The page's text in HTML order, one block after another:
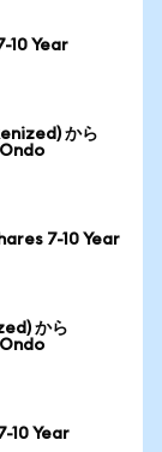
10 Year
から
7-10 Year
から
10 Year